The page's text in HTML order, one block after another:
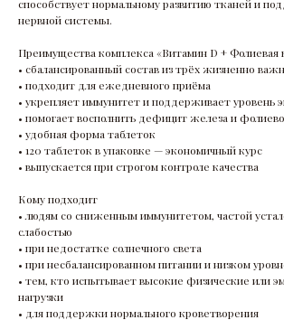
способствует нормальному развитию тканей и
нервной системы.
Преимущества комплекса «Витамин D + Фолиевая
• сбалансированный состав из трёх жизненно
• подходит для ежедневного приёма
• укрепляет иммунитет и поддерживает уровень
• помогает восполнить дефицит железа и
• удобная форма таблеток
• 120 таблеток в упаковке — экономичный курс
• выпускается при строгом контроле качества
Кому подходит
• людям со сниженным иммунитетом, частой
слабостью
• при недостатке солнечного света
• при несбалансированном питании и низком
• тем, кто испытывает высокие физические или
нагрузки
• для поддержки нормального кроветворения